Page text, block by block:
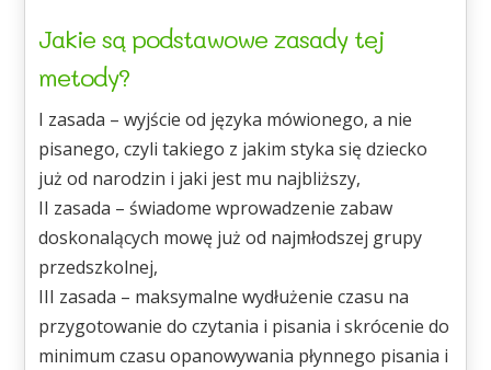
Jakie są podstawowe zasady tej
metody?
I zasada – wyjście od języka mówionego, a nie
pisanego, czyli takiego z jakim styka się dziecko
już od narodzin i jaki jest mu najbliższy,
II zasada – świadome wprowadzenie zabaw
doskonalących mowę już od najmłodszej grupy
przedszkolnej,
III zasada – maksymalne wydłużenie czasu na
przygotowanie do czytania i pisania i skrócenie do
minimum czasu opanowywania płynnego pisania i